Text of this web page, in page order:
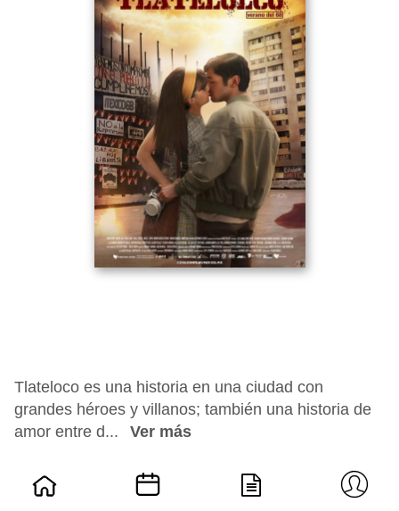
Tlateloco es una historia en una ciudad con
grandes héroes y villanos; también una historia de
amor entre d...
Ver más